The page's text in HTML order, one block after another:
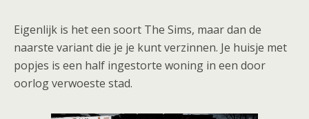
Eigenlijk is het een soort The Sims, maar dan de
naarste variant die je je kunt verzinnen. Je huisje met
popjes is een half ingestorte woning in een door
oorlog verwoeste stad.